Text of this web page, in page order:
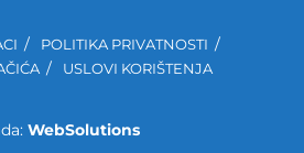
POLITIKA PRIVATNOSTI
USLOVI KORIŠTENJA
WebSolutions